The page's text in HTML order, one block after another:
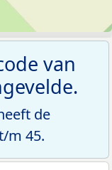
van
de
m 45.